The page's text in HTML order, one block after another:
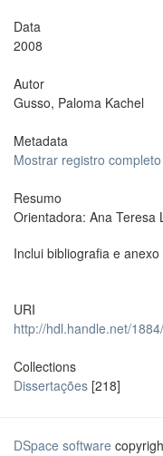
Data
2008
Autor
Gusso, Paloma Kachel
Metadata
Mostrar registro completo
Resumo
Orientadora: Ana Teresa
Inclui bibliografia e anexo
URI
http://hdl.handle.net/
Collections
Dissertações [218]
DSpace software